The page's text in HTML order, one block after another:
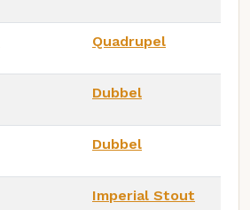
Quadrupel
Dubbel
Dubbel
Imperial Stout